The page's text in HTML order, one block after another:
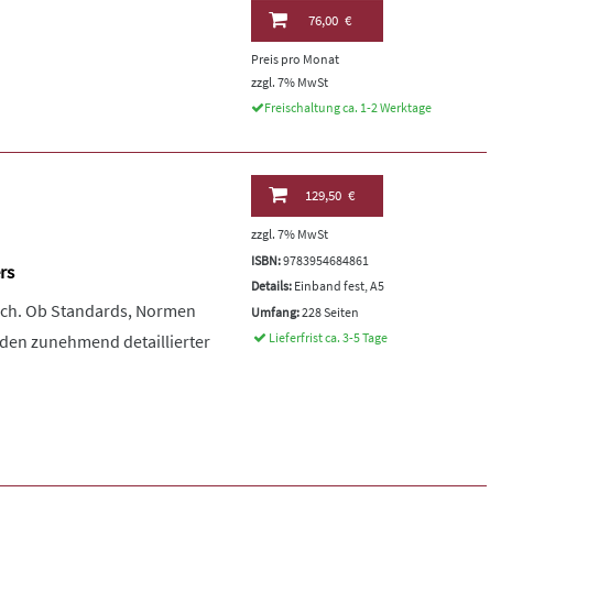
76,00 €
Preis pro Monat
zzgl. 7% MwSt
Freischaltung ca. 1-2 Werktage
Ob Standards, Normen
zunehmend detaillierter
129,50 €
zzgl. 7% MwSt
ISBN:9783954684861
Details: Einband fest, A5
Umfang:228 Seiten
Lieferfrist ca. 3-5 Tage